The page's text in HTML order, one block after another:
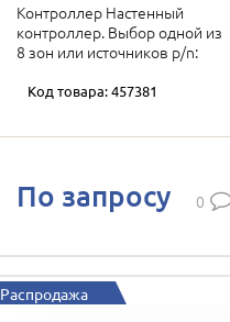
Контроллер Настенный
контроллер. Выбор одной из
8 зон или источников p/n:
Код товара: 457381
По запросу 0
Распродажа